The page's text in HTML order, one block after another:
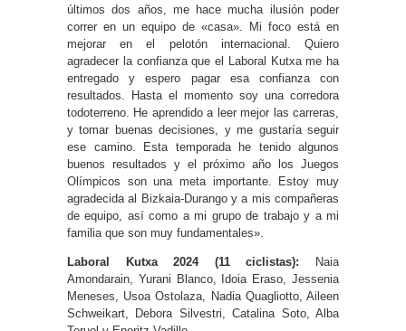
últimos dos años, me hace mucha ilusión poder
correr en un equipo de «casa». Mi foco está en
mejorar en el pelotón internacional. Quiero
agradecer la confianza que el Laboral Kutxa me ha
entregado y espero pagar esa confianza con
resultados. Hasta el momento soy una corredora
todoterreno. He aprendido a leer mejor las carreras,
y tomar buenas decisiones, y me gustaría seguir
ese camino. Esta temporada he tenido algunos
buenos resultados y el próximo año los Juegos
Olímpicos son una meta importante. Estoy muy
agradecida al Bizkaia-Durango y a mis compañeras
de equipo, así como a mi grupo de trabajo y a mi
familia que son muy fundamentales».
Laboral Kutxa 2024 (11 ciclistas): Naia
Amondarain, Yurani Blanco, Idoia Eraso, Jessenia
Meneses, Usoa Ostolaza, Nadia Quagliotto, Aileen
Schweikart, Debora Silvestri, Catalina Soto, Alba